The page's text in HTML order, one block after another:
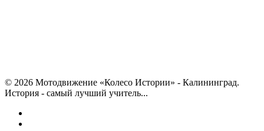
© 2026 Мотодвижение «Колесо Истории» - Калининград.
История - самый лучший учитель...